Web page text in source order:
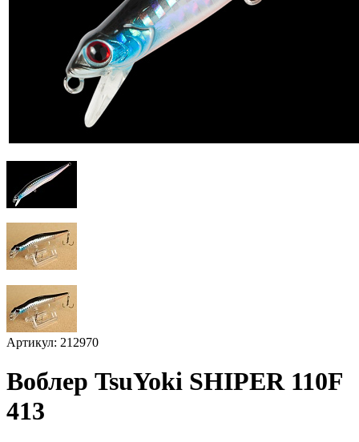
Артикул: 212970
Воблер TsuYoki SHIPER 110F
413